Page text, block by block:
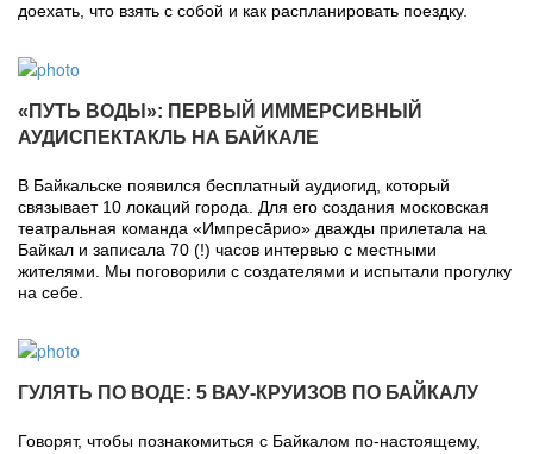
доехать, что взять с собой и как распланировать поездку.
«ПУТЬ ВОДЫ»: ПЕРВЫЙ ИММЕРСИВНЫЙ
АУДИСПЕКТАКЛЬ НА БАЙКАЛЕ
В Байкальске появился бесплатный аудиогид, который
связывает 10 локаций города. Для его создания московская
театральная команда «Импресāрио» дважды прилетала на
Байкал и записала 70 (!) часов интервью с местными
жителями. Мы поговорили с создателями и испытали прогулку
на себе.
ГУЛЯТЬ ПО ВОДЕ: 5 ВАУ-КРУИЗОВ ПО БАЙКАЛУ
Говорят, чтобы познакомиться с Байкалом по-настоящему,